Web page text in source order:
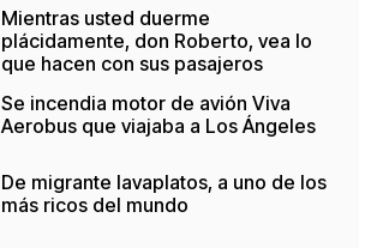
Mientras usted duerme
plácidamente, don Roberto, vea lo
que hacen con sus pasajeros
Se incendia motor de avión Viva
Aerobus que viajaba a Los Ángeles
De migrante lavaplatos, a uno de los
más ricos del mundo